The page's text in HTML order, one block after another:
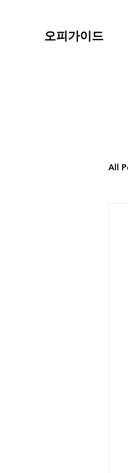
​오피가이드
All